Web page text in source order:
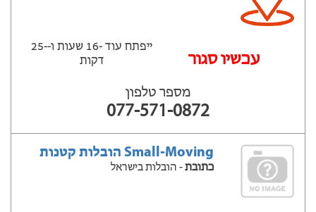
‫עכשיו סגור
ייפתח עוד -16 שעות ‫ו--25
דקות
מספר טלפון
077-571-0872
Small-Moving הובלות קטנות
כתובת- הובלות בישראל